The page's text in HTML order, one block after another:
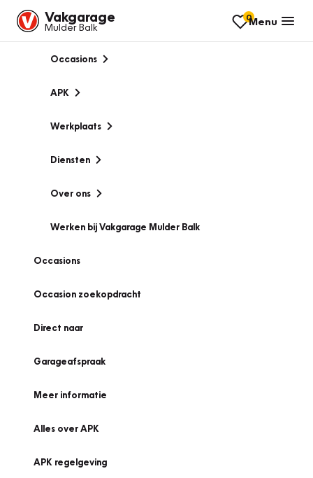
Vakgarage
Mulder Balk
0Menu
Occasions
APK
Werkplaats
Diensten
Over ons
Werken bij Vakgarage Mulder Balk
Occasions
Occasion zoekopdracht
Direct naar
Garageafspraak
Meer informatie
Alles over APK
APK regelgeving